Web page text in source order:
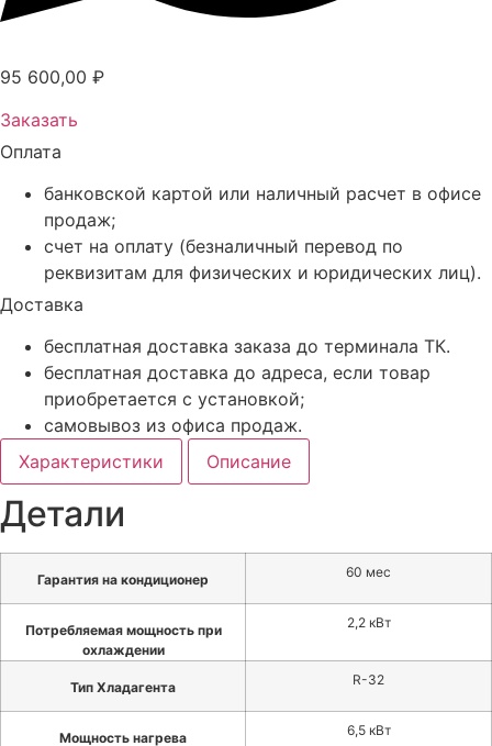
95 600,00 ₽
Заказать
Оплата
банковской картой или наличный расчет в офисе
продаж;
счет на оплату (безналичный перевод по
реквизитам для физических и юридических лиц).
Доставка
бесплатная доставка заказа до терминала ТК.
бесплатная доставка до адреса, если товар
приобретается с установкой;
самовывоз из офиса продаж.
Характеристики
Описание
Детали
Гарантия на кондиционер 60 мес
Потребляемая мощность при
охлаждении
2,2 кВт
Тип Хладагента R-32
Мощность нагрева 6,5 кВт